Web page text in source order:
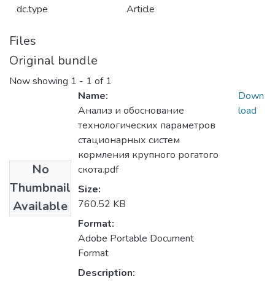
dc.type Article
Files
Original bundle
Now showing 1 - 1 of 1
No
Thumbnail
Available
Name:
Анализ и обоснование
технологических параметров
стационарных систем
кормления крупного рогатого
скота.pdf
Size:
760.52 KB
Format:
Adobe Portable Document
Format
Description:
Down
load